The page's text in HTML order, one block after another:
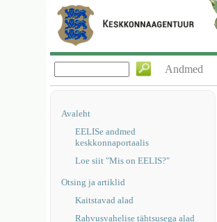
Andmed
Avaleht
EELISe andmed
keskkonnaportaalis
Loe siit "Mis on EELIS?"
Otsing ja artiklid
Kaitstavad alad
Rahvusvahelise tähtsusega alad